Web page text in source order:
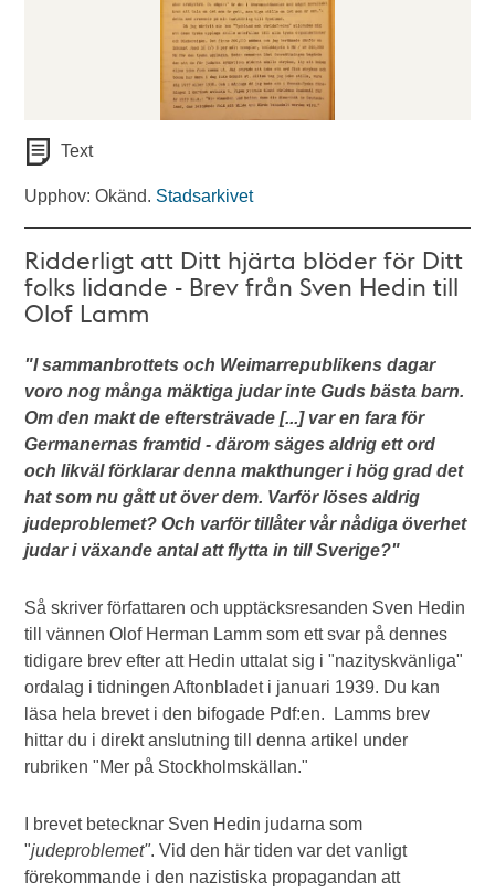
Text
Upphov: Okänd. Stadsarkivet
Ridderligt att Ditt hjärta blöder för Ditt
folks lidande - Brev från Sven Hedin till
Olof Lamm
"I sammanbrottets och Weimarrepublikens dagar
voro nog många mäktiga judar inte Guds bästa barn.
Om den makt de eftersträvade [...] var en fara för
Germanernas framtid - därom säges aldrig ett ord
och likväl förklarar denna makthunger i hög grad det
hat som nu gått ut över dem. Varför löses aldrig
judeproblemet? Och varför tillåter vår nådiga överhet
judar i växande antal att flytta in till Sverige?"
Så skriver författaren och upptäcksresanden Sven Hedin
till vännen Olof Herman Lamm som ett svar på dennes
tidigare brev efter att Hedin uttalat sig i "nazityskvänliga"
ordalag i tidningen Aftonbladet i januari 1939. Du kan
läsa hela brevet i den bifogade Pdf:en. Lamms brev
hittar du i direkt anslutning till denna artikel under
rubriken "Mer på Stockholmskällan."
I brevet betecknar Sven Hedin judarna som
"judeproblemet". Vid den här tiden var det vanligt
förekommande i den nazistiska propagandan att